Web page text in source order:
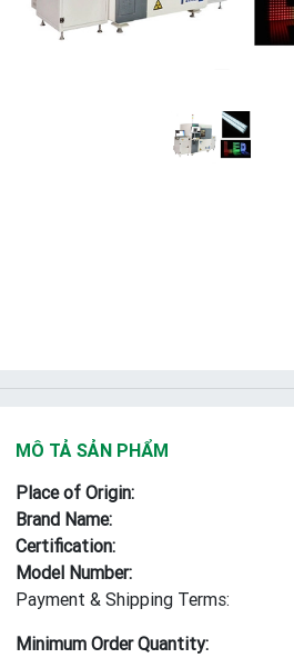
MÔ TẢ SẢN PHẨM
Place of Origin:
Brand Name:
Certification:
Model Number:
Payment & Shipping Terms:
Minimum Order Quantity: